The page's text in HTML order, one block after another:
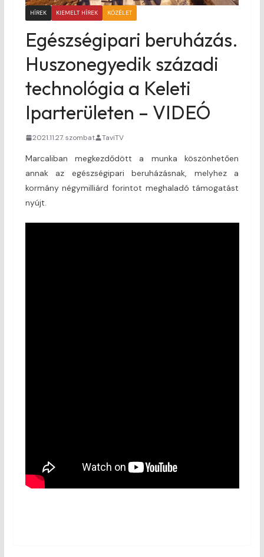
HÍREK KIEMELT HÍREK KÖZÉLET
Egészségipari beruházás.
Huszonegyedik századi
technológia a Keleti
Iparterületen – VIDEÓ
2021.11.27. szombat TaviTV
Marcaliban megkezdődött a munka köszönhetően
annak az egészségipari beruházásnak, melyhez a
kormány négymilliárd forintot meghaladó támogatást
nyújt.